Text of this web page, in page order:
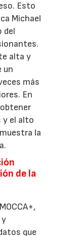
Esto
Michael
del
alta y
un
más
En
y el alto
la
de la
que